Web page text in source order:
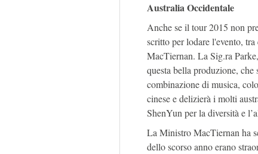
Australia Occidentale
Anche se il tour 2015 non
scritto per lodare l'evento,
MacTiernan. La Sig.ra
questa bella produzione, che
combinazione di musica,
cinese e delizierà i molti
ShenYun per la diversità e
La Ministro MacTiernan ha
dello scorso anno erano